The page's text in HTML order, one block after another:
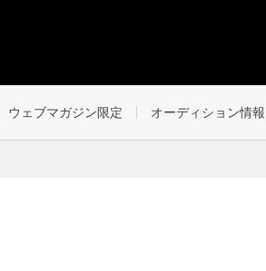
ウェブマガジン限定 オーディション情報